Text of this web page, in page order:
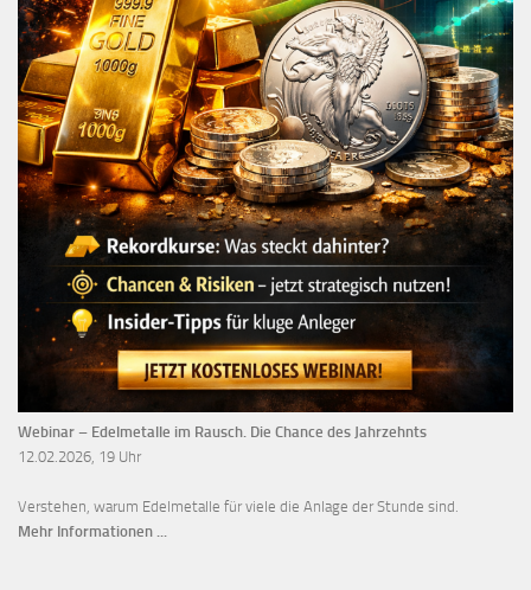
Webinar – Edelmetalle im Rausch. Die Chance des Jahrzehnts
12.02.2026, 19 Uhr
Verstehen, warum Edelmetalle für viele die Anlage der Stunde sind.
Mehr Informationen ...